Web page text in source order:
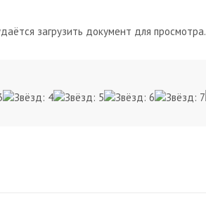
загрузить документ для просмотра.